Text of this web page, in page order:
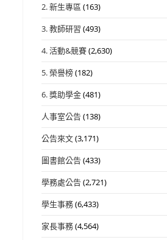
2. 新生專區 (163)
3. 教師研習 (493)
4. 活動&競賽(2,630)
5. 榮譽榜(182)
6. 獎助學金(481)
人事室公告(138)
公告來文(3,171)
圖書館公告(433)
學務處公告(2,721)
學生事務(6,433)
家長事務(4,564)